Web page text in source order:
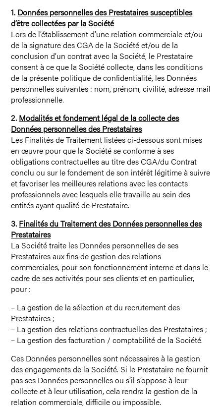
1. Données personnelles des Prestataires susceptibles
d’être collectées par la Société
Lors de l’établissement d’une relation commerciale et/ou
de la signature des CGA de la Société et/ou de la
conclusion d’un contrat avec la Société, le Prestataire
consent à ce que la Société collecte, dans les conditions
de la présente politique de confidentialité, les Données
personnelles suivantes : nom, prénom, civilité, adresse mail
professionnelle.
2. Modalités et fondement légal de la collecte des
Données personnelles des Prestataires
Les Finalités de Traitement listées ci-dessous sont mises
en œuvre pour que la Société se conforme à ses
obligations contractuelles au titre des CGA/du Contrat
conclu ou sur le fondement de son intérêt légitime à suivre
et favoriser les meilleures relations avec les contacts
professionnels avec lesquels elle travaille au sein des
entités ayant qualité de Prestataire.
3. Finalités du Traitement des Données personnelles des
Prestataires
La Société traite les Données personnelles de ses
Prestataires aux fins de gestion des relations
commerciales, pour son fonctionnement interne et dans le
cadre de ses activités pour ses clients et en particulier,
pour :
– La gestion de la sélection et du recrutement des
Prestataires ;
– La gestion des relations contractuelles des Prestataires ;
– La gestion des facturation / comptabilité de la Société.
Ces Données personnelles sont nécessaires à la gestion
des engagements de la Société. Si le Prestataire ne fournit
pas ses Données personnelles ou s’il s’oppose à leur
collecte et à leur utilisation, cela rendra la gestion de la
relation commerciale, difficile ou impossible.